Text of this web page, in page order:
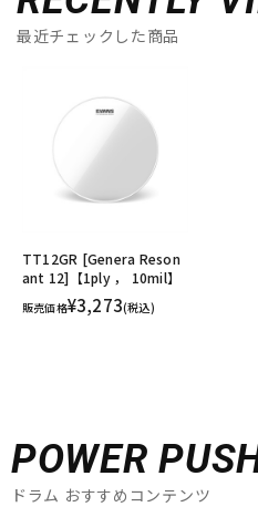
最近チェックした商品
TT12GR [Genera Reson
ant 12]【1ply ， 10mil】
販売価格¥3,273(税込)
POWER
ドラム おすすめコンテンツ